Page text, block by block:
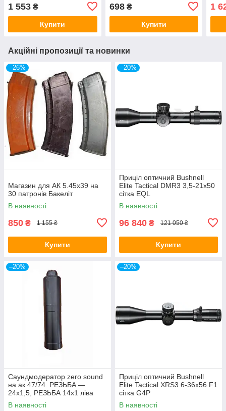
1 553 ₴
Купити
698₴
Купити
1
Акційні пропозиції та новинки
–26%
Магазин для АК 5.45х39 на
30 патронів Бакеліт
В наявності
850 ₴ 1 155 ₴
Купити
–20%
Приціл оптичний Bushnell
Elite Tactical DMR3 3,5-21x50
сітка EQL
В наявності
96 840 ₴ 121 050 ₴
Купити
–20%
Саундмодератор zero sound
на ак 47/74. РЕЗЬБА —
24х1,5, РЕЗЬБА 14х1 ліва
В наявності
–20%
Приціл оптичний Bushnell
Elite Tactical XRS3 6-36x56 F1
сітка G4P
В наявності